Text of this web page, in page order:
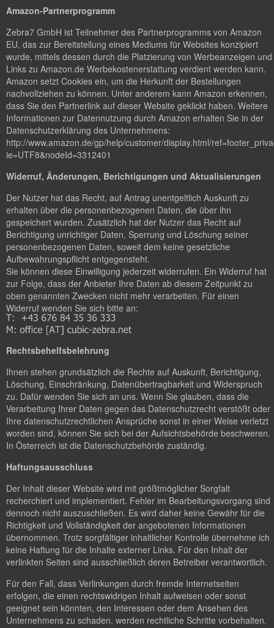
Amazon-Partnerprogramm
Zebra7 GmbH ist Teilnehmer des Partnerprogramms von Amazon
EU, das zur Bereitstellung eines Mediums für Websites konzipiert
wurde, mittels dessen durch die Platzierung von Werbeanzeigen und
Links zu Amazon.de Werbekostenerstattung verdient werden kann.
Amazon setzt Cookies ein, um die Herkunft der Bestellungen
nachvollziehen zu können. Unter anderem kann Amazon erkennen,
dass Sie den Partnerlink auf dieser Website geklickt haben. Weitere
Informationen zur Datennutzung durch Amazon erhalten Sie in der
Datenschutzerklärung des Unternehmens:
http://www.amazon.de/gp/help/customer/display.html/
ie=UTF8&nodeId=3312401
Widerruf, Änderungen, Berichtigungen und Aktualisierungen
Der Nutzer hat das Recht, auf Antrag unentgeltlich Auskunft zu
erhalten über die personenbezogenen Daten, die über ihn
gespeichert wurden. Zusätzlich hat der Nutzer das Recht auf
Berichtigung unrichtiger Daten, Sperrung und Löschung seiner
personenbezogenen Daten, soweit dem keine gesetzliche
Aufbewahrungspflicht entgegensteht.
Sie können diese Einwilligung jederzeit widerrufen. Ein Widerruf hat
zur Folge, dass der Anbieter Ihre Daten ab diesem Zeitpunkt zu
oben genannten Zwecken nicht mehr verarbeiten. Für einen
Widerruf wenden Sie sich bitte an:
Rechtsbehelfsbelehrung
Ihnen stehen grundsätzlich die Rechte auf Auskunft, Berichtigung,
Löschung, Einschränkung, Datenübertragbarkeit und Widerspruch
zu. Dafür wenden Sie sich an uns. Wenn Sie glauben, dass die
Verarbeitung Ihrer Daten gegen das Datenschutzrecht verstößt oder
Ihre datenschutzrechtlichen Ansprüche sonst in einer Weise verletzt
worden sind, können Sie sich bei der Aufsichtsbehörde beschweren.
In Österreich ist die Datenschutzbehörde zuständig.
Haftungsausschluss
Der Inhalt dieser Website wird mit größtmöglicher Sorgfalt
recherchiert und implementiert. Fehler im Bearbeitungsvorgang sind
dennoch nicht auszuschließen. Es wird daher keine Gewähr für die
Richtigkeit und Vollständigkeit der angebotenen Informationen
übernommen. Trotz sorgfältiger inhaltlicher Kontrolle übernehme ich
keine Haftung für die Inhalte externer Links. Für den Inhalt der
verlinkten Seiten sind ausschließlich deren Betreiber verantwortlich.
Für den Fall, dass Verlinkungen durch fremde Internetseiten
erfolgen, die einen rechtswidrigen Inhalt aufweisen oder sonst
geeignet sein könnten, den Interessen oder dem Ansehen des
Unternehmens zu schaden, werden rechtliche Schritte vorbehalten.